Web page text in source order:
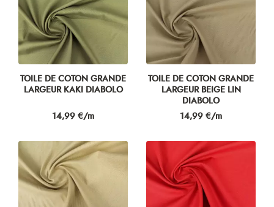
TOILE DE COTON GRANDE
LARGEUR KAKI DIABOLO
Prix
14,99 €/m
TOILE DE COTON GRANDE
LARGEUR BEIGE LIN
DIABOLO
Prix
14,99 €/m